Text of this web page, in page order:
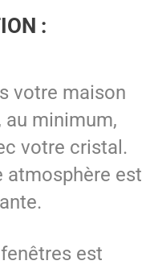
:
votre maison
au minimum,
votre cristal.
atmosphère est
est